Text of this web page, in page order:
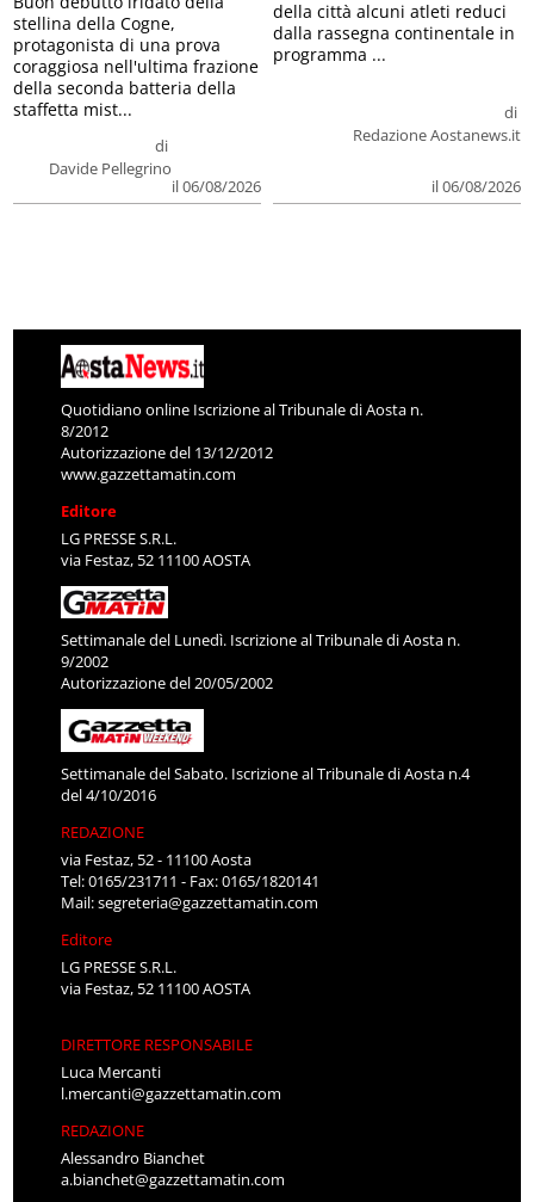
di
Davide Pellegrino
il 06/08/2026
stellina della Cogne,
protagonista di una prova
coraggiosa nell'ultima frazione
della seconda batteria della
staffetta mist...
di
Redazione Aostanews.it
il 06/08/2026
della città alcuni atleti reduci
dalla rassegna continentale in
programma ...
Quotidiano online Iscrizione al Tribunale di Aosta n.
8/2012
Autorizzazione del 13/12/2012
www.gazzettamatin.com
Editore
LG PRESSE S.R.L.
via Festaz, 52 11100 AOSTA
Settimanale del Lunedì. Iscrizione al Tribunale di Aosta n.
9/2002
Autorizzazione del 20/05/2002
Settimanale del Sabato. Iscrizione al Tribunale di Aosta n.4
del 4/10/2016
REDAZIONE
via Festaz, 52 - 11100 Aosta
Tel: 0165/231711 - Fax: 0165/1820141
Mail:segreteria@gazzettamatin.com
Editore
LG PRESSE S.R.L.
via Festaz, 52 11100 AOSTA
DIRETTORE RESPONSABILE
Luca Mercanti
l.mercanti@gazzettamatin.com
REDAZIONE
Alessandro Bianchet
a.bianchet@gazzettamatin.com